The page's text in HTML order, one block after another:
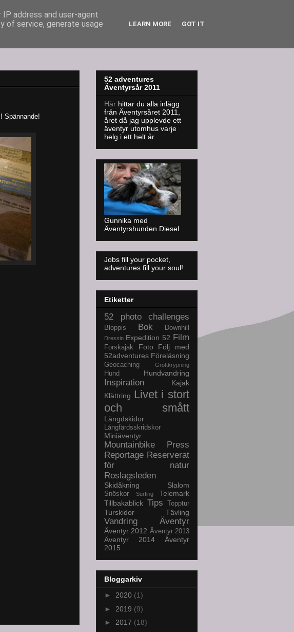
Spännande!
52 adventures
Äventyrsår 2011
Här hittar du alla inlägg
från Äventyrsåret 2011,
året då jag upplevde ett
äventyr utomhus varje
helg i ett helt år.
Gunnika med
Äventyrshunden Diesel
Jobs fill your pocket,
adventures fill your soul!
Etiketter
52 photo challenges
Bloppis Bok Downhill
Dressin Expedition 52 Film
Forskajak Foto
Följ med
52adventures Föreläsning
Geocaching Grottkrypning
Hund Hundvandring
Inspiration
Kajak
Klättring Livet i stort
och smått
Längdskidor
Långfärdsskridskor
Miniäventyr
Mountainbike
Press
Reportage Reserverat
för natur
Roslagsleden
Skidåkning Slalom
Snöskor Surfing
Telemark
Tillbakablick Tips Topptur
Turskidor Tävling
Vandring Äventyr
Äventyr 2012 Äventyr 2013
Äventyr 2014
Äventyr
2015
Bloggarkiv
► 2020 (1)
► 2019 (9)
► 2017 (18)
address and user-agent
of service, generate usage
LEARN MORE GOT IT